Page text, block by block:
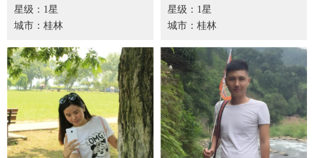
星级：1星
城市：桂林
星级：1星
城市：桂林